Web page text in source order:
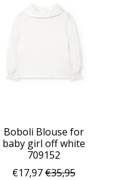
Boboli Blouse for
baby girl off white
709152
€17,97€35,95